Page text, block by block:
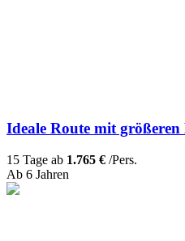
Ideale Route mit
15 Tage ab 1.765 € /Pers.
Ab 6 Jahren